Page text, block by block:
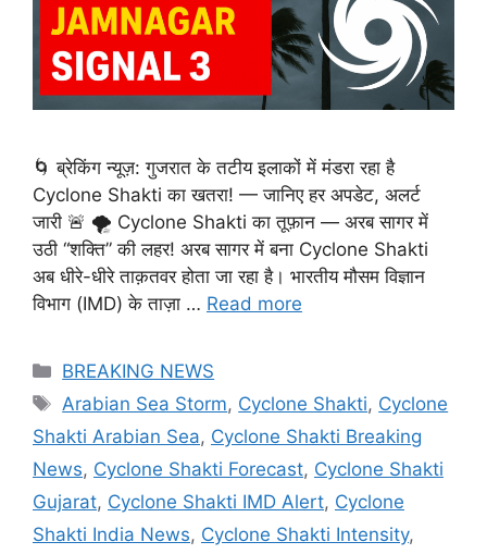
🌀 ब्रेकिंग न्यूज़: गुजरात के तटीय इलाकों में मंडरा रहा है
Cyclone Shakti का खतरा! — जानिए हर अपडेट, अलर्ट
जारी 🚨 🌪️ Cyclone Shakti का तूफ़ान — अरब सागर में
उठी “शक्ति” की लहर! अरब सागर में बना Cyclone Shakti
अब धीरे-धीरे ताक़तवर होता जा रहा है। भारतीय मौसम विज्ञान
विभाग (IMD) के ताज़ा … Read more
Categories
BREAKING NEWS
Tags
Arabian Sea Storm, Cyclone Shakti, Cyclone
Shakti Arabian Sea, Cyclone Shakti Breaking
News, Cyclone Shakti Forecast, Cyclone Shakti
Gujarat, Cyclone Shakti IMD Alert, Cyclone
Shakti India News, Cyclone Shakti Intensity,